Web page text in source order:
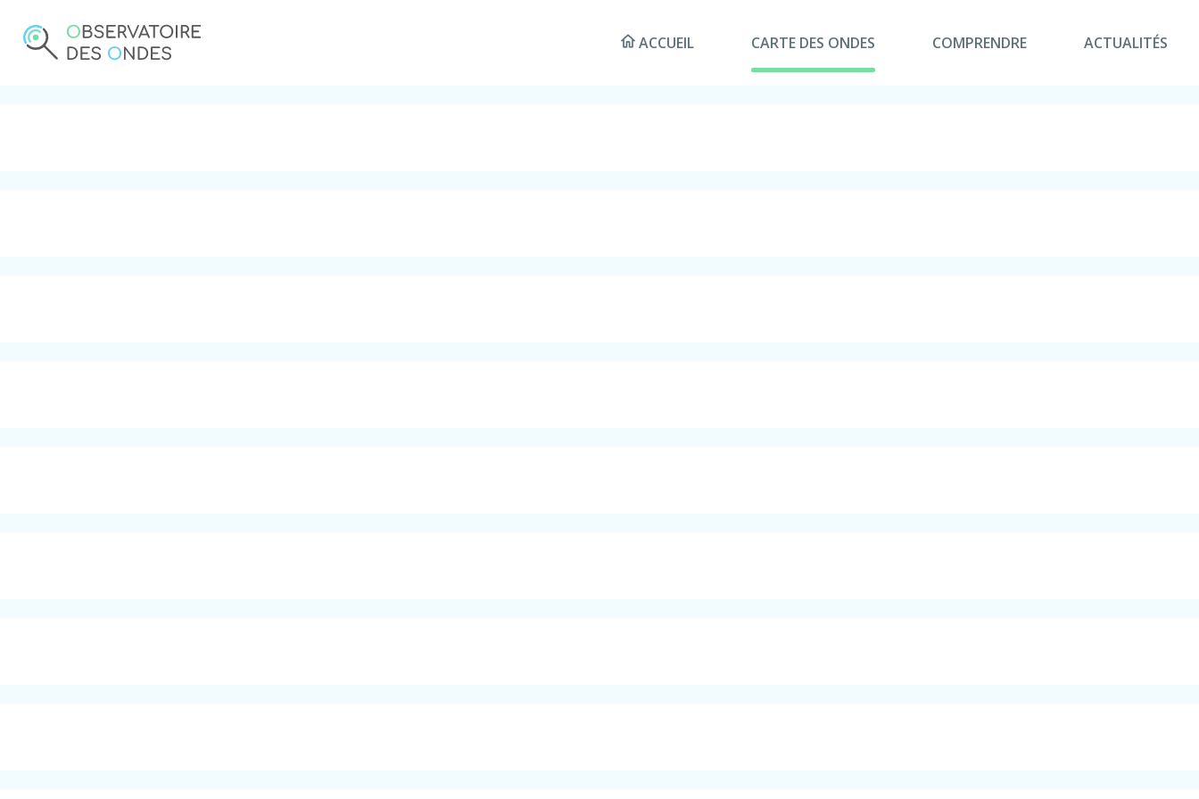
ACCUEIL CARTE DES ONDES COMPRENDRE ACTUALITÉS